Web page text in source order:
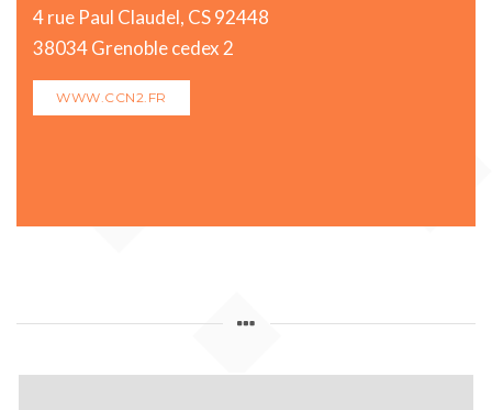
4 rue Paul Claudel, CS 92448
38034 Grenoble cedex 2
WWW.CCN2.FR